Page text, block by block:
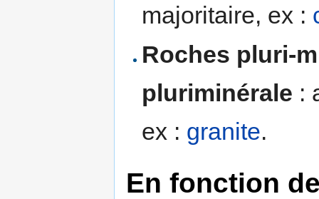
majoritaire, ex :
Roches pluri-
pluriminérale :
ex : granite.
En fonction